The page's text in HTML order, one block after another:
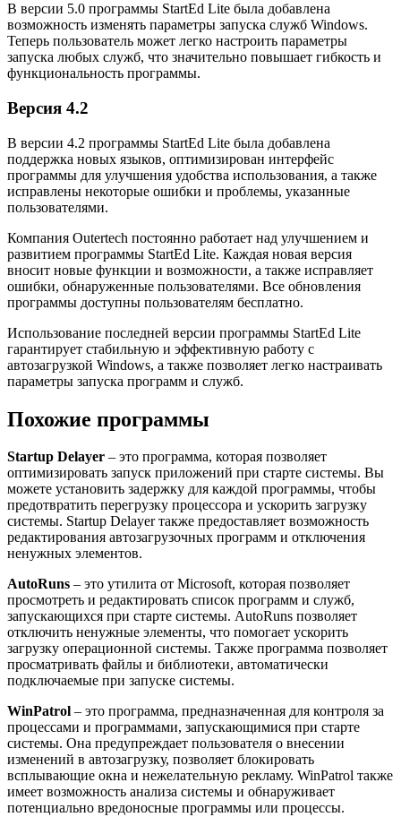
В версии 5.0 программы StartEd Lite была добавлена
возможность изменять параметры запуска служб Windows.
Теперь пользователь может легко настроить параметры
запуска любых служб, что значительно повышает гибкость и
функциональность программы.
Версия 4.2
В версии 4.2 программы StartEd Lite была добавлена
поддержка новых языков, оптимизирован интерфейс
программы для улучшения удобства использования, а также
исправлены некоторые ошибки и проблемы, указанные
пользователями.
Компания Outertech постоянно работает над улучшением и
развитием программы StartEd Lite. Каждая новая версия
вносит новые функции и возможности, а также исправляет
ошибки, обнаруженные пользователями. Все обновления
программы доступны пользователям бесплатно.
Использование последней версии программы StartEd Lite
гарантирует стабильную и эффективную работу с
автозагрузкой Windows, а также позволяет легко настраивать
параметры запуска программ и служб.
Похожие программы
Startup Delayer – это программа, которая позволяет
оптимизировать запуск приложений при старте системы. Вы
можете установить задержку для каждой программы, чтобы
предотвратить перегрузку процессора и ускорить загрузку
системы. Startup Delayer также предоставляет возможность
редактирования автозагрузочных программ и отключения
ненужных элементов.
AutoRuns – это утилита от Microsoft, которая позволяет
просмотреть и редактировать список программ и служб,
запускающихся при старте системы. AutoRuns позволяет
отключить ненужные элементы, что помогает ускорить
загрузку операционной системы. Также программа позволяет
просматривать файлы и библиотеки, автоматически
подключаемые при запуске системы.
WinPatrol – это программа, предназначенная для контроля за
процессами и программами, запускающимися при старте
системы. Она предупреждает пользователя о внесении
изменений в автозагрузку, позволяет блокировать
всплывающие окна и нежелательную рекламу. WinPatrol также
имеет возможность анализа системы и обнаруживает
потенциально вредоносные программы или процессы.